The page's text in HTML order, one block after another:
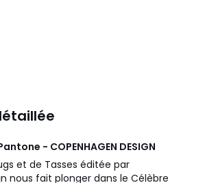
- COPENHAGEN DESIGN
et de Tasses éditée par
nous fait plonger dans le Célèbre